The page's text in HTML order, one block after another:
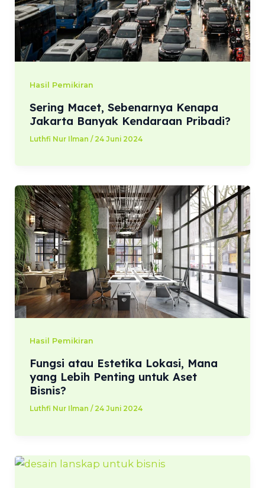
Hasil Pemikiran
Sering Macet, Sebenarnya Kenapa
Jakarta Banyak Kendaraan Pribadi?
Luthfi Nur Ilman / 24 Juni 2024
Hasil Pemikiran
Fungsi atau Estetika Lokasi, Mana
yang Lebih Penting untuk Aset
Bisnis?
Luthfi Nur Ilman / 24 Juni 2024